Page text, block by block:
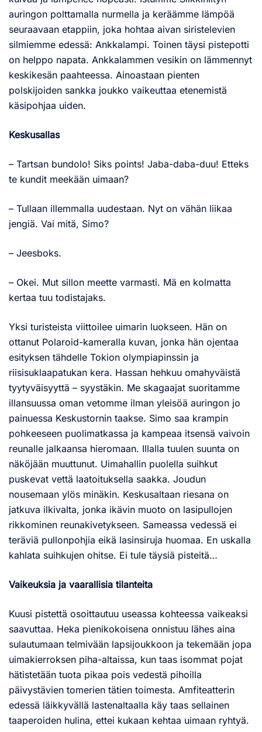
auringon polttamalla nurmella ja keräämme lämpöä
seuraavaan etappiin, joka hohtaa aivan siristelevien
silmiemme edessä: Ankkalampi. Toinen täysi pistepotti
on helppo napata. Ankkalammen vesikin on lämmennyt
keskikesän paahteessa. Ainoastaan pienten
polskijoiden sankka joukko vaikeuttaa etenemistä
käsipohjaa uiden.
Keskusallas
– Tartsan bundolo! Siks points! Jaba-daba-duu! Etteks
te kundit meekään uimaan?
– Tullaan illemmalla uudestaan. Nyt on vähän liikaa
jengiä. Vai mitä, Simo?
– Jeesboks.
– Okei. Mut sillon meette varmasti. Mä en kolmatta
kertaa tuu todistajaks.
Yksi turisteista viittoilee uimarin luokseen. Hän on
ottanut Polaroid-kameralla kuvan, jonka hän ojentaa
esityksen tähdelle Tokion olympiapinssin ja
riisisuklaapatukan kera. Hassan hehkuu omahyväistä
tyytyväisyyttä – syystäkin. Me skagaajat suoritamme
illansuussa oman vetomme ilman yleisöä auringon jo
painuessa Keskustornin taakse. Simo saa krampin
pohkeeseen puolimatkassa ja kampeaa itsensä vaivoin
reunalle jalkaansa hieromaan. Illalla tuulen suunta on
näköjään muuttunut. Uimahallin puolella suihkut
puskevat vettä laatoituksella saakka. Joudun
nousemaan ylös minäkin. Keskusaltaan riesana on
jatkuva ilkivalta, jonka ikävin muoto on lasipullojen
rikkominen reunakivetykseen. Sameassa vedessä ei
teräviä pullonpohjia eikä lasinsiruja huomaa. En uskalla
kahlata suihkujen ohitse. Ei tule täysiä pisteitä…
Vaikeuksia ja vaarallisia tilanteita
Kuusi pistettä osoittautuu useassa kohteessa vaikeaksi
saavuttaa. Heka pienikokoisena onnistuu lähes aina
sulautumaan telmivään lapsijoukkoon ja tekemään jopa
uimakierroksen piha-altaissa, kun taas isommat pojat
hätistetään tuota pikaa pois vedestä pihoilla
päivystävien tomerien tätien toimesta. Amfiteatterin
edessä läikkyvällä lastenaltaalla käy taas sellainen
taaperoiden hulina, ettei kukaan kehtaa uimaan ryhtyä.